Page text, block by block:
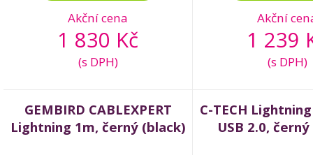
Akční cena
1 830 Kč
(s DPH)
Akční
1 239
(s DPH)
GEMBIRD CABLEXPERT
Lightning 1m, černý (black)
C-TECH
USB 2.0,